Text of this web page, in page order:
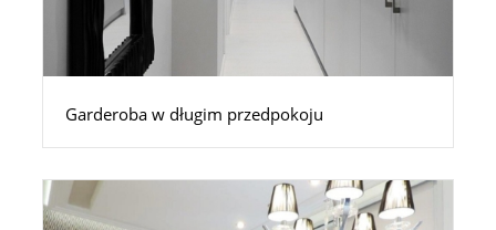
Garderoba w długim przedpokoju